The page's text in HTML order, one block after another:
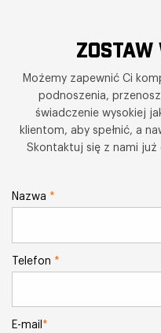
ZOSTAW
Możemy zapewnić Ci
podnoszenia,
świadczenie wysokiej
klientom, aby spełnić, a
Skontaktuj się z nami już
Nazwa *
Telefon *
E-mail *